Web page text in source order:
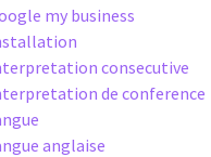
my business
consecutive
de conference
anglaise